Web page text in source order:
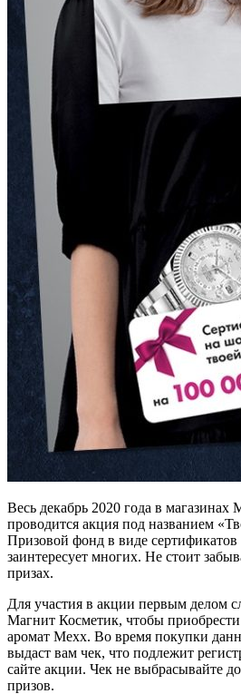
Весь декабрь 2020 года в магазинах
проводится акция под названием
Призовой фонд в виде сертификатов
заинтересует многих. Не стоит
призах.
Для участия в акции первым делом
Магнит Косметик, чтобы
аромат Mexx. Во время покупки
выдаст вам чек, что подлежит
сайте акции. Чек не выбрасывайте
призов.